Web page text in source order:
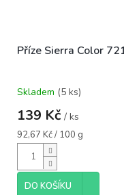
Příze Sierra Color
Skladem (5 ks)
139 Kč / ks
Měrná
cena:
92,67 Kč / 100 g
DO KOŠÍKU